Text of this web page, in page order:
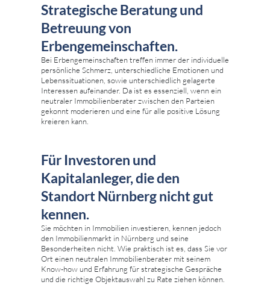
Strategische Beratung und
Betreuung von
Erbengemeinschaften.
Bei Erbengemeinschaften treffen immer der individuelle
persönliche Schmerz, unterschiedliche Emotionen und
Lebenssituationen, sowie unterschiedlich gelagerte
Interessen aufeinander. Da ist es essenziell, wenn ein
neutraler Immobilienberater zwischen den Parteien
gekonnt moderieren und eine für alle positive Lösung
kreieren kann.
Für Investoren und
Kapitalanleger, die den
Standort Nürnberg nicht gut
kennen.
Sie möchten in Immobilien investieren, kennen jedoch
den Immobilienmarkt in Nürnberg und seine
Besonderheiten nicht. Wie praktisch ist es, dass Sie vor
Ort einen neutralen Immobilienberater mit seinem
Know-how und Erfahrung für strategische Gespräche
und die richtige Objektauswahl zu Rate ziehen können.